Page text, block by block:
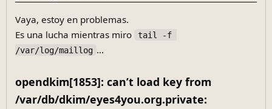
Vaya, estoy en problemas.
Es una lucha mientras miro
tail -f
/var/log/maillog ...
opendkim[1853]: can’t load key from
/var/db/dkim/eyes4you.org.private: